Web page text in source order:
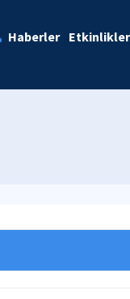
Haberler Etkinlikler